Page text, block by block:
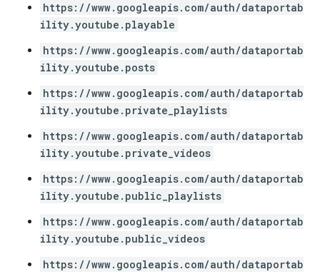
https://www.googleapis.com/auth/dataportab
ility.youtube.playable
https://www.googleapis.com/auth/dataportab
ility.youtube.posts
https://www.googleapis.com/auth/dataportab
ility.youtube.private_playlists
https://www.googleapis.com/auth/dataportab
ility.youtube.private_videos
https://www.googleapis.com/auth/dataportab
ility.youtube.public_playlists
https://www.googleapis.com/auth/dataportab
ility.youtube.public_videos
https://www.googleapis.com/auth/dataportab